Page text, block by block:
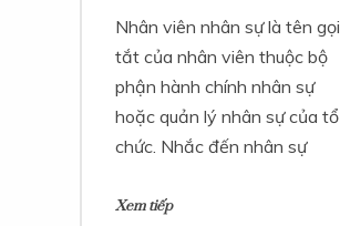
Nhân viên nhân sự là tên gọi
tắt của nhân viên thuộc bộ
phận hành chính nhân sự
hoặc quản lý nhân sự của tổ
chức. Nhắc đến nhân sự
Xem tiếp